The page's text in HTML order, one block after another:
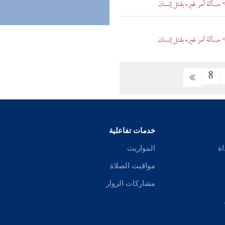
أمر غيره بقتل إنسان
أمر غيره بقتل إنسان
8
خدمات تفاعلية
المواريث
مواقيت الصلاة
مشاركات الزوار